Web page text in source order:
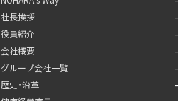
社長挨拶
役員紹介
会社概要
グループ会社一覧
歴史・沿革